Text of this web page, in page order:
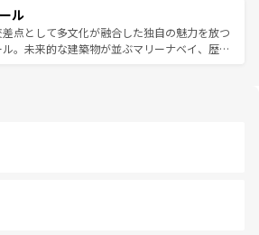
い。
は一年中温暖で、どの季節にも異なる楽しみ
。親しみやすいタイの人々、仏教を中心とし
て多様な観光資源が、訪れる旅人を魅了し続
れても感動するはず。観光スポットが密集し
よく見どころを回れるのも魅力。息をのむよ
文化的な体験まで、香港を存分に楽しみ尽く
ル
点として多文化が融合した独自の魅力を放つ
。未来的な建築物が並ぶマリーナベイ、歴史
ズは地元の風情を楽しめる外せないスポット